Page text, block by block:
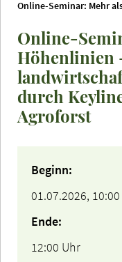
Online-
Höhenlinien
durch
Agroforst
Beginn:
01.07.2026,
Ende:
12:00 Uhr